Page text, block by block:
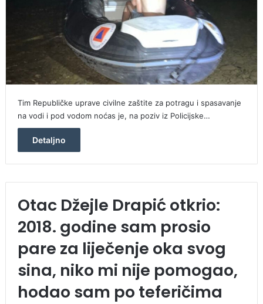
Tim Republičke uprave civilne zaštite za potragu i spasavanje
na vodi i pod vodom noćas je, na poziv iz Policijske…
Detaljno
Otac Džejle Drapić otkrio:
2018. godine sam prosio
pare za liječenje oka svog
sina, niko mi nije pomogao,
hodao sam po teferičima